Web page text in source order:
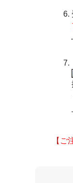
【ご